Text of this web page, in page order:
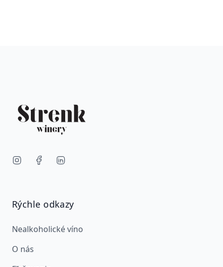
Rýchle odkazy
Nealkoholické víno
O nás